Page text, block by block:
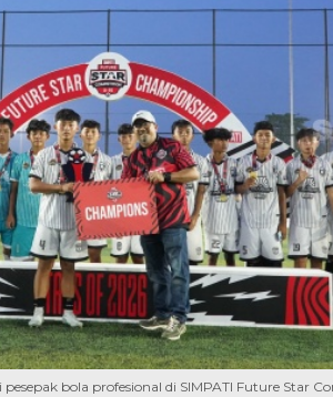
bola profesional di SIMPATI Future Star